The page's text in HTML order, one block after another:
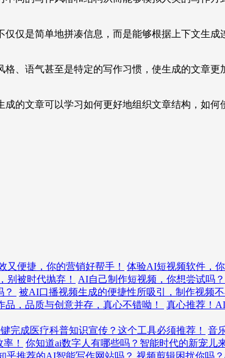
仅是简单地拼凑信息，而是能够根据上下文生成
、语气甚至是特定的写作习惯，使生成的文章更
的文章可以学习如何更好地组织文章结构，如何
又便捷，你的营销好帮手！
体验AI短视频软件，
别被时代抛弃！ AI自己制作短视频，你想尝试吗
？ 被AI口播视频生成的便捷性所吸引，制作视频不
品，品质与创意并存，真心不错呦！
真心推荐！
完成医疗科普知识宣传？这个工具必须推荐！
音
！ 你知道ai数字人有哪些吗？智能时代的新宠儿
乎推荐的AI智能写作网站吗？ 视频剪辑困扰你吗